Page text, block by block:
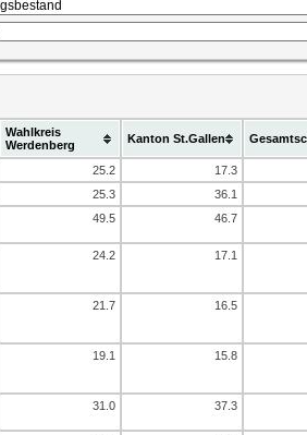
Wahlkreis
Werdenberg
Kanton St.Gallen
25.2
17.3
25.3
36.1
49.5 46.7
24.2 17.1
21.7 16.5
19.1 15.8
31.0 37.3